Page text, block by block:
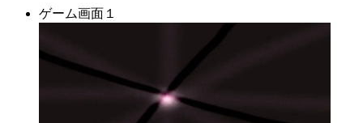
ゲーム画面１